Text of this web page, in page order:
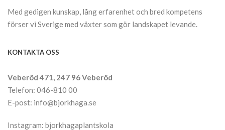
Med gedigen kunskap, lång erfarenhet och bred kompetens
förser vi Sverige med växter som gör landskapet levande.
KONTAKTA OSS
Veberöd 471, 247 96 Veberöd
Telefon: 046-810 00
E-post: info@bjorkhaga.se
Instagram: bjorkhagaplantskola